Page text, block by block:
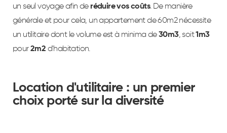
un seul voyage afin de réduire vos coûts. De manière
générale et pour cela, un appartement de 60m2 nécessite
un utilitaire dont le volume est à minima de30m3, soit1m3
pour2m2 d'habitation.
Location d'utilitaire : un premier
choix porté sur la diversité